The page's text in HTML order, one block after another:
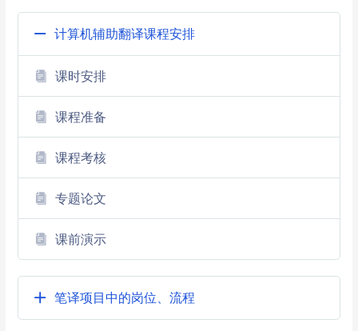
计算机辅助翻译课程安排
课时安排
课程准备
课程考核
专题论文
课前演示
笔译项目中的岗位、流程